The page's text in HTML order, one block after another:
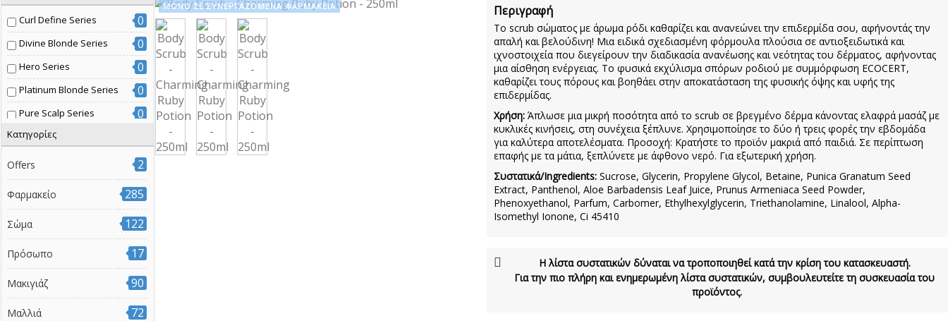
Curl Define Series 0
Divine Blonde Series 0
Hero Series 0
Platinum Blonde Series 0
Pure Scalp Series 0
Radiant Color Series
Volume Boost Series 0
Βαμμένα μαλλιά 0
Διάφοροι τύποι μαλλιών 0
Έξτρα όγκος 0
Ξανθά μαλλιά 0
Σγουρά μαλλιά 0
Κατηγορίες
Offers 2
Φαρμακείο 285
Σώμα 122
Πρόσωπο 17
Μακιγιάζ 90
Μαλλιά 72
ΜΟΝΟ ΣΕ ΣΥΝΕΡΓΑΖΟΜΕΝΑ ΦΑΡΜΑΚΕΙΑ Περιγραφή
To scrub σώματος με άρωμα ρόδι καθαρίζει και ανανεώνει την επιδερμίδα σου, αφήνοντάς την
απαλή και βελούδινη! Μια ειδικά σχεδιασμένη φόρμουλα πλούσια σε αντιοξειδωτικά και
ιχνοστοιχεία που διεγείρουν την διαδικασία ανανέωσης και νεότητας του δέρματος, αφήνοντας
μια αίσθηση ενέργειας. Το φυσικά εκχύλισμα σπόρων ροδιού με συμμόρφωση ECOCERT,
καθαρίζει τους πόρους και βοηθάει στην αποκατάσταση της φυσικής όψης και υφής της
επιδερμίδας.
Χρήση:Άπλωσε μια μικρή ποσότητα από το scrub σε βρεγμένο δέρμα κάνοντας ελαφρά μασάζ με
κυκλικές κινήσεις, στη συνέχεια ξέπλυνε. Χρησιμοποίησε το δύο ή τρεις φορές την εβδομάδα
για καλύτερα αποτελέσματα. Προσοχή: Κρατήστε το προϊόν μακριά από παιδιά. Σε περίπτωση
επαφής με τα μάτια, ξεπλύνετε με άφθονο νερό. Για εξωτερική χρήση.
Συστατικά/Ingredients: Sucrose, Glycerin, Propylene Glycol, Betaine, Punica Granatum Seed
Extract, Panthenol, Aloe Barbadensis Leaf Juice, Prunus Armeniaca Seed Powder,
Phenoxyethanol, Parfum, Carbomer, Ethylhexylglycerin, Triethanolamine, Linalool, Alpha-
Ιsomethyl Ionone, Ci 45410
Η λίστα συστατικών δύναται να τροποποιηθεί κατά την κρίση του κατασκευαστή.
Για την πιο πλήρη και ενημερωμένη λίστα συστατικών, συμβουλευτείτε τη συσκευασία του
προϊόντος.